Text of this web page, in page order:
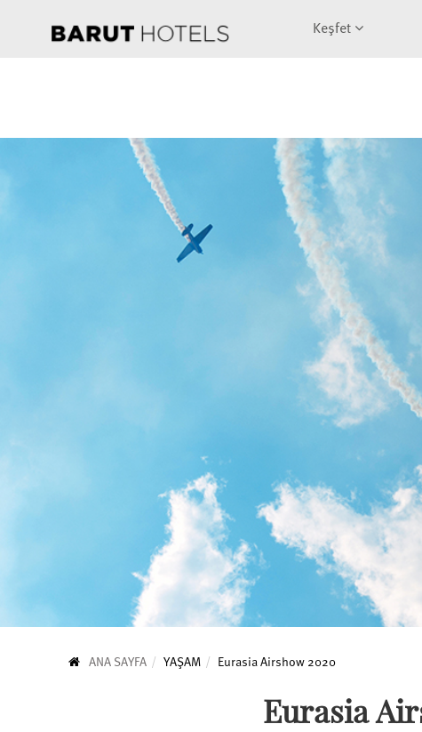
Keşfet
ANA SAYFA YAŞAM Eurasia Airshow 2020
Eurasia